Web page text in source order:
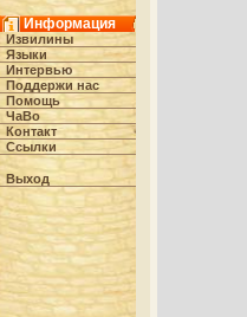
Информация
Извилины
Языки
Интервью
Поддержи нас
Помощь
ЧаВо
Контакт
Ссылки
Выход